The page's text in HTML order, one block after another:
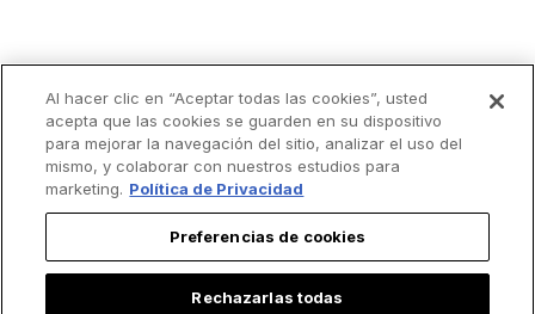
RecibeChurchPOPpor
email.
Nombre
Al hacer clic en “Aceptar todas las cookies”, usted
acepta que las cookies se guarden en su dispositivo
para mejorar la navegación del sitio, analizar el uso del
mismo, y colaborar con nuestros estudios para
marketing. Política de Privacidad
Preferencias de cookies
Rechazarlas todas